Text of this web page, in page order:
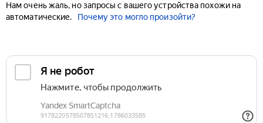
Нам очень жаль, но запросы с вашего устройства похожи на
автоматические.
Почему это могло произойти?